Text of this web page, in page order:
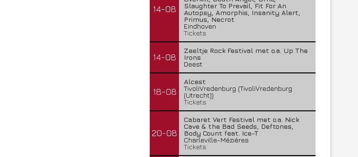
14-08
Slaughter To Prevail, Fit For An
Autopsy, Amorphis, Insanity Alert,
Primus, Necrot
Eindhoven
Tickets
14-08
Zeeltje Rock Festival met o.a. Up The
Irons
Deest
18-08
Alcest
TivoliVredenburg (TivoliVredenburg
(Utrecht))
Tickets
20-08
Cabaret Vert Festival met o.a. Nick
Cave & the Bad Seeds, Deftones,
Body Count feat. Ice-T
Charleville-Mézières
Tickets